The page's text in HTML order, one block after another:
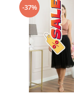
-37%